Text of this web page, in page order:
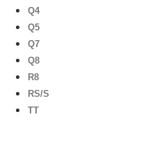
Q4
Q5
Q7
Q8
R8
RS/S
TT